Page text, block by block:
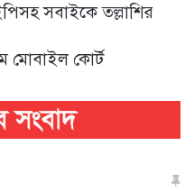
সবাইকে তল্লাশির
মোবাইল কোর্ট